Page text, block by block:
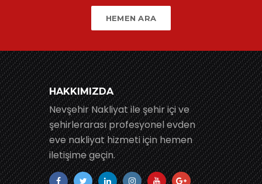
HEMEN ARA
HAKKIMIZDA
Nevşehir Nakliyat ile şehir içi ve
şehirlerarası profesyonel evden
eve nakliyat hizmeti için hemen
iletişime geçin.